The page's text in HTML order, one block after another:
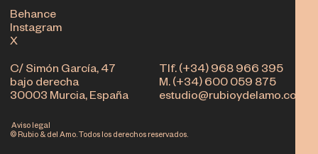
Tlf. (+34) 968 966 395
M. (+34) 600 059 875
estudio@rubioydelamo.com
C/ Simón García, 47
bajo derecha
30003 Murcia, España
Behance
Instagram
X
© Rubio & del Amo. Todos los derechos reservados.
Aviso legal